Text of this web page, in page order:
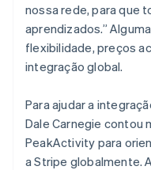
nossa rede, para que
aprendizados.”
flexibilidade, preços
integração global.
Para ajudar a
Dale Carnegie contou
PeakActivity para
a Stripe globalmente.